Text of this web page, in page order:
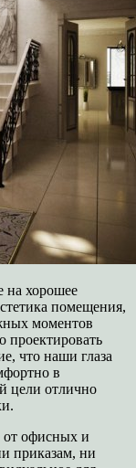
на хорошее
помещения,
моментов
проектировать
что наши глаза
в
цели отлично
от офисных и
приказам, ни